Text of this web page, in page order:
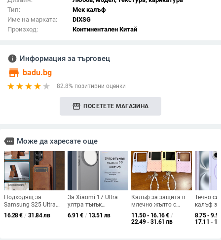
Тип:
Мек калъф
Име на марката:
DIXSG
Произход:
Континентален Китай
info Информация за търговец
store badu.bg
82.8% позитивни оценки
storefront ПОСЕТЕТЕ МАГАЗИНА
more Може да харесате още
Подходящ за
Samsung S25 Ultra
магнитен държач за
карти, кожен калъф
16.28€ / 31.84 лв
За Xiaomi 17 Ultra
ултра тънък
прозрачен PP калъф,
не пожълтява,
6.91 € / 13.51 лв
Калъф за защита в
млечно жълто с
пълен екран и
сърцевиден дизайн
11.50 - 16.16€ /
22.49 - 31.61 лв
Течно
калъф
Pro с
пръстен
8.75 -
17.11 -